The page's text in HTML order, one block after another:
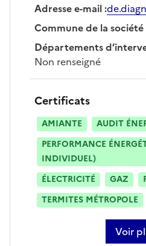
Adresse e-mail:
Commune de la société
Départements
Non renseigné
Certificats
AMIANTE
AUDIT
PERFORMANCE
INDIVIDUEL)
ÉLECTRICITÉ
GAZ
TERMITES MÉTROPOLE
Voir
sur